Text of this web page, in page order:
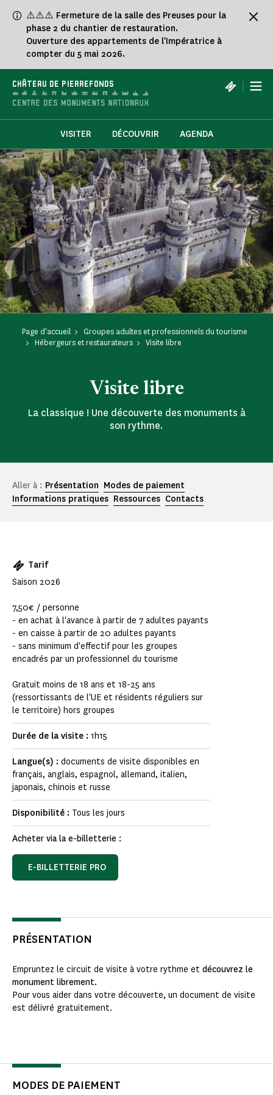
⚠️⚠️⚠️ Fermeture de la salle des Preuses pour la
phase 2 du chantier de restauration.
Ouverture des appartements de l'Impératrice à
compter du 5 mai 2026.
CHÂTEAU DE PIERREFONDS |
VISITER DÉCOUVRIR AGENDA
Page d'accueil
Groupes adultes et professionnels du tourisme
Hébergeurs et restaurateurs
Visite libre
Visite libre
La classique ! Une découverte des monuments à
son rythme.
Aller à : Présentation Modes de paiement
Informations pratiques Ressources Contacts
Tarif
Saison 2026
7,50€ / personne
- en achat à l'avance à partir de 7 adultes payants
- en caisse à partir de 20 adultes payants
- sans minimum d'effectif pour les groupes
encadrés par un professionnel du tourisme
Gratuit moins de 18 ans et 18-25 ans
(ressortissants de l'UE et résidents réguliers sur
le territoire) hors groupes
Durée de la visite : 1h15
Langue(s) : documents de visite disponibles en
français, anglais, espagnol, allemand, italien,
japonais, chinois et russe
Disponibilité : Tous les jours
Acheter via la e-billetterie :
E-BILLETTERIE PRO
PRÉSENTATION
Empruntez le circuit de visite à votre rythme et découvrez le
monument librement.
Pour vous aider dans votre découverte, un document de visite
est délivré gratuitement.
MODES DE PAIEMENT